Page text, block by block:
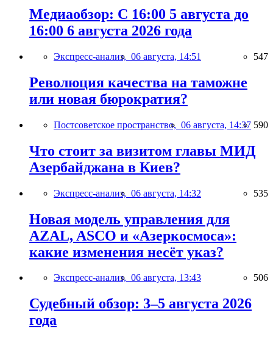
Медиаобзор: С 16:00 5 августа до
16:00 6 августа 2026 года
Экспресс-анализ, 06 августа, 14:51 547
Революция качества на таможне
или новая бюрократия?
Постсоветское пространство, 06 августа, 14:37 590
Что стоит за визитом главы МИД
Азербайджана в Киев?
Экспресс-анализ, 06 августа, 14:32 535
Новая модель управления для
AZAL, ASCO и «Азеркосмоса»:
какие изменения несёт указ?
Экспресс-анализ, 06 августа, 13:43 506
Судебный обзор: 3–5 августа 2026
года